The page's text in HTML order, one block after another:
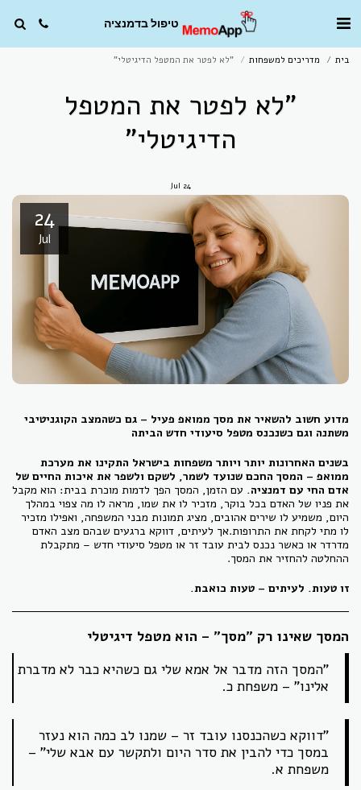
טיפול בדמנציה
בית מדריכים למשפחות "לא לפטר את המטפל הדיגיטלי"
"לא לפטר את המטפל
הדיגיטלי"
24
Jul
24
Jul
מדוע חשוב להשאיר את מסך ממואפ פעיל – גם כשהמצב הקוגניטיבי
משתנה וגם כשנכנס מטפל סיעודי חדש הביתה
בשנים האחרונות יותר ויותר משפחות בישראל התקינו את מערכת
ממואפ – המסך החכם שנועד לשמר, לשקם ולשפר את איכות החיים של
אדם החי עם דמנציה. עם הזמן, המסך הפך לדמות מוכרת בבית: הוא מקבל
את פניו של האדם בכל בוקר, מזכיר לו את שמו, מראה לו מה צפוי במהלך
היום, משמיע לו שירים אהובים, מציג תמונות מבני המשפחה, ואפילו מזכיר
לו מתי לקחת את התרופות.אך לעיתים, דווקא ברגעים שבהם מצב האדם
מדרדר או כאשר נכנס לבית עובד זר או מטפל סיעודי חדש – מתקבלת
ההחלטה להחזיר את המסך.
זו טעות. לעיתים – טעות כואבת.
המסך שאינו רק "מסך" – הוא מטפל דיגיטלי
"המסך הזה מדבר אל אמא שלי גם כשהיא כבר לא מדברת
אלינו" – משפחת כ.
"דווקא כשהכנסנו עובד זר – שמנו לב כמה הוא נעזר
במסך כדי להבין את סדר היום ולתקשר עם אבא שלי" –
משפחת א.